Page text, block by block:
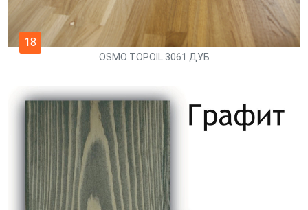
18
OSMO TOPOIL 3061 ДУБ